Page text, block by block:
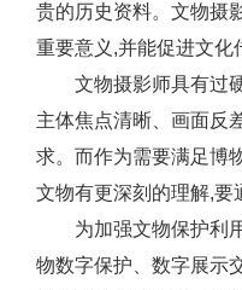
贵的历史资料。文物摄
重要意义,并能促进文化
文物摄影师具有过
主体焦点清晰、画面反
求。而作为需要满足博
文物有更深刻的理解,要
为加强文物保护利
物数字保护、数字展示